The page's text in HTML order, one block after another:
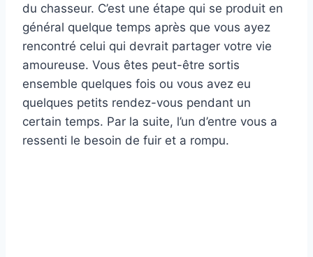
du chasseur. C’est une étape qui se produit en
général quelque temps après que vous ayez
rencontré celui qui devrait partager votre vie
amoureuse. Vous êtes peut-être sortis
ensemble quelques fois ou vous avez eu
quelques petits rendez-vous pendant un
certain temps. Par la suite, l’un d’entre vous a
ressenti le besoin de fuir et a rompu.